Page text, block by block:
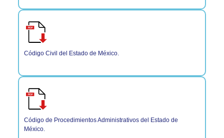
Código Civil del Estado de México.
Código de Procedimientos Administrativos del Estado de
México.